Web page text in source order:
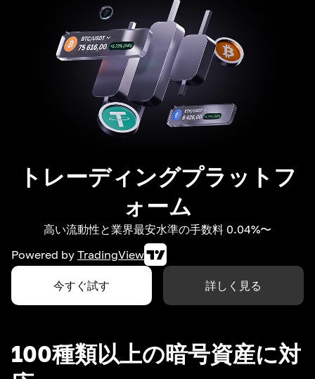
トレーディングプラットフ
ォーム
高い流動性と業界最安水準の手数料 0.04%〜
Powered by TradingView
今すぐ試す 詳しく見る
100種類以上の暗号資産に対